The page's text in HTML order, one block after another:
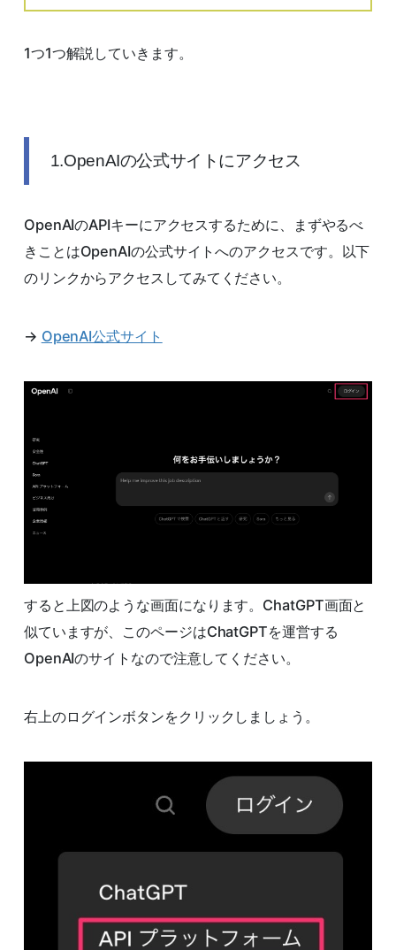
1つ1つ解説していきます。
1.OpenAIの公式サイトにアクセス
OpenAIのAPIキーにアクセスするために、まずやるべ
きことはOpenAIの公式サイトへのアクセスです。以下
のリンクからアクセスしてみてください。
→ OpenAI公式サイト
すると上図のような画面になります。ChatGPT画面と
似ていますが、このページはChatGPTを運営する
OpenAIのサイトなので注意してください。
右上のログインボタンをクリックしましょう。